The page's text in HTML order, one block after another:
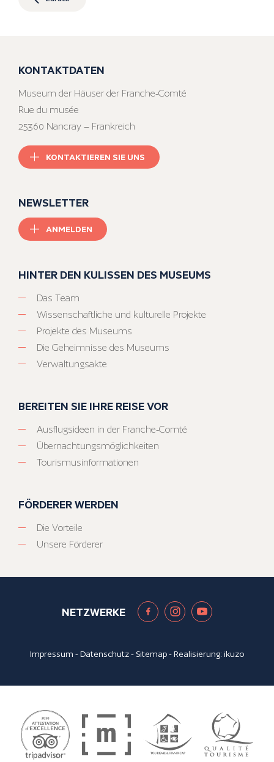
KONTAKTDATEN
Museum der Häuser der Franche-Comté
Rue du musée
25360 Nancray – Frankreich
KONTAKTIEREN SIE UNS
NEWSLETTER
ANMELDEN
HINTER DEN KULISSEN DES MUSEUMS
Das Team
Wissenschaftliche und kulturelle Projekte
Projekte des Museums
Die Geheimnisse des Museums
Verwaltungsakte
BEREITEN SIE IHRE REISE VOR
Ausflugsideen in der Franche-Comté
Übernachtungsmöglichkeiten
Tourismusinformationen
FÖRDERER WERDEN
Die Vorteile
Unsere Förderer
NETZWERKE
Impressum -Datenschutz- Sitemap- Realisierung:ikuzo